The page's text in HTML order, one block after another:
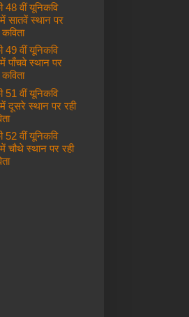
48 वीं यूनिकवि
में सातवें स्थान पर
49 वीं यूनिकवि
में पाँचवे स्थान पर
51 वीं यूनिकवि
में दूसरे स्थान पर रही
52 वीं यूनिकवि
में चौथे स्थान पर रही